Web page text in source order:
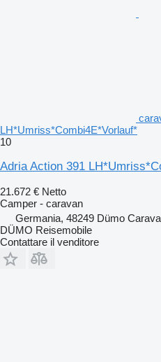
LH*Umriss*Combi4E*Vorlauf*
10
Adria Action 391
21.672 € Netto
Camper - caravan
Germania, 48249 Dümo
DÜMO Reisemobile
Contattare il venditore